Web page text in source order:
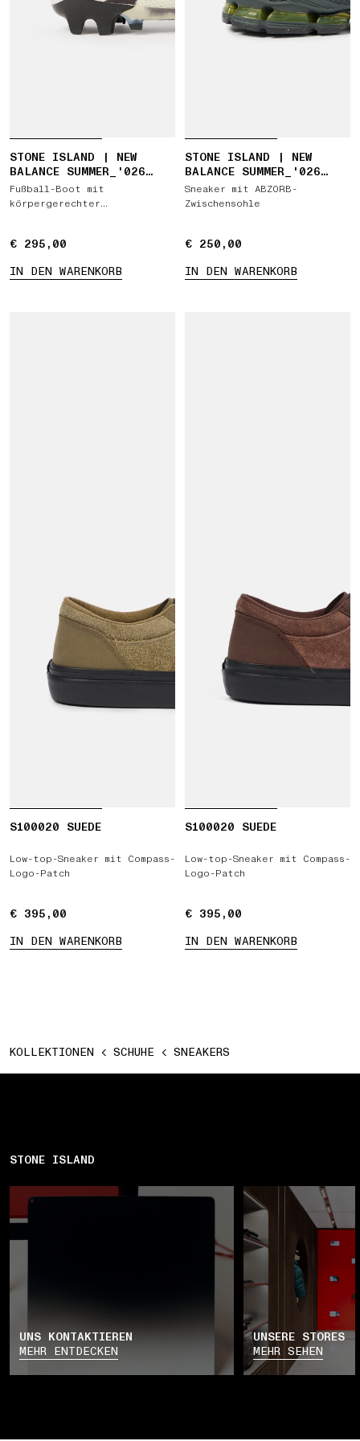
STONE ISLAND | NEW
BALANCE SUMMER_'026
CAPSULE FURON ELITE FG
V9
Fußball-Boot mit
körpergerechter
€ 295,00
€ 295,00
IN DEN WARENKORB
STONE ISLAND | NEW
BALANCE SUMMER_'026
CAPSULE ABZORB 1890
Sneaker mit ABZORB-
Zwischensohle
€ 250,00
€ 250,00
IN DEN WARENKORB
S100020 SUEDE
Low-top-Sneaker mit Compass-
Logo-Patch
€ 395,00
€ 395,00
IN DEN WARENKORB
S100020 SUEDE
Low-top-Sneaker mit Compass-
Logo-Patch
€ 395,00
€ 395,00
IN DEN WARENKORB
KOLLEKTIONEN SCHUHE SNEAKERS
STONE ISLAND
UNS KONTAKTIEREN
MEHR ENTDECKEN
UNSERE STORES
MEHR SEHEN